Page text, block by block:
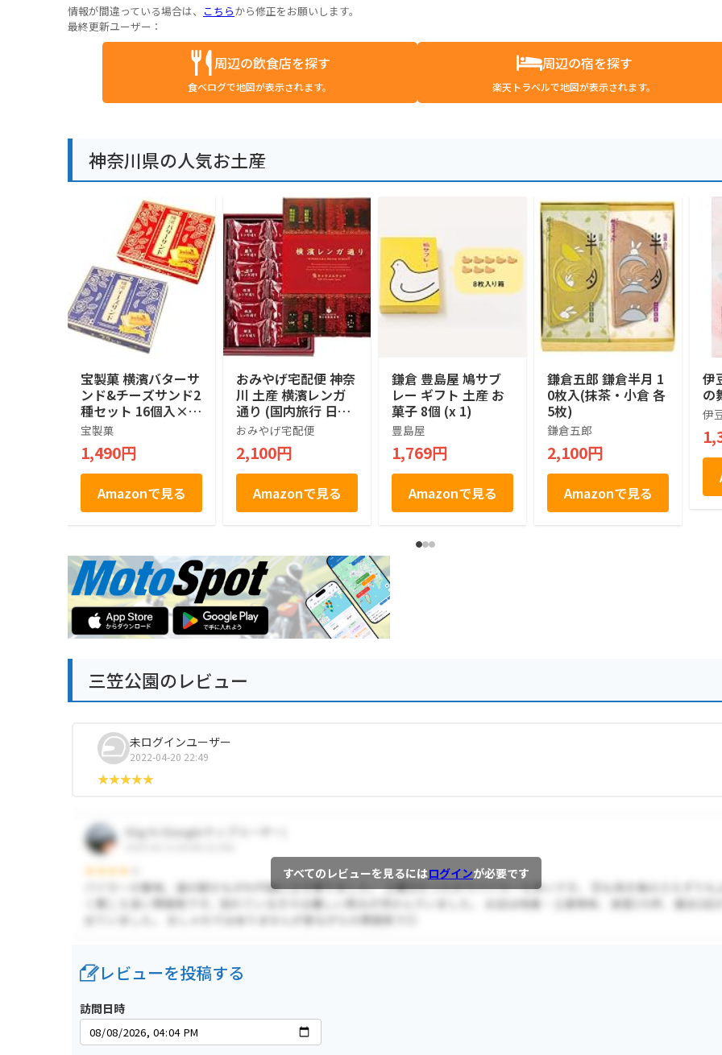
情報が間違っている場合は、 こちらから修正をお願いします。
最終更新ユーザー：
周辺の飲食店を探す
食べログで地図が表示されます。
周辺の宿を探す
楽天トラベルで地図が表示されます。
神奈川県の人気お土産
宝製菓 横濱バターサ
ンド&チーズサンド2
種セット 16個入×2
箱
宝製菓
1,490円
Amazonで見る
おみやげ宅配便 神奈
川 土産 横濱レンガ
通り (国内旅行 日本
神奈川 お土産）
おみやげ宅配便
2,100円
Amazonで見る
鎌倉 豊島屋 鳩サブ
レー ギフト 土産 お
菓子 8個 (x 1)
豊島屋
1,769円
Amazonで見る
鎌倉五郎 鎌倉半月 1
0枚入(抹茶・小倉 各
5枚)
鎌倉五郎
2,100円
Amazonで見る
伊
の
伊
三笠公園のレビュー
未ログインユーザー
2022-04-20 22:49
すべてのレビューを見るにはログインが必要です
レビューを投稿する
訪問日時